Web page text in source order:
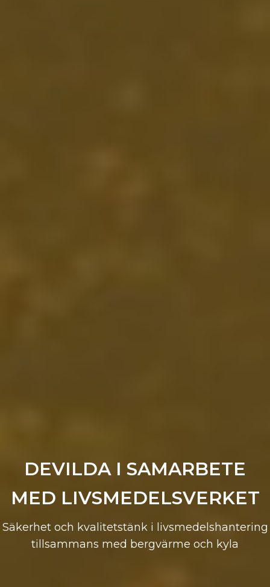
DEVILDA I SAMARBETE
MED LIVSMEDELSVERKET
Säkerhet och kvalitetstänk i livsmedelshantering
tillsammans med bergvärme och kyla